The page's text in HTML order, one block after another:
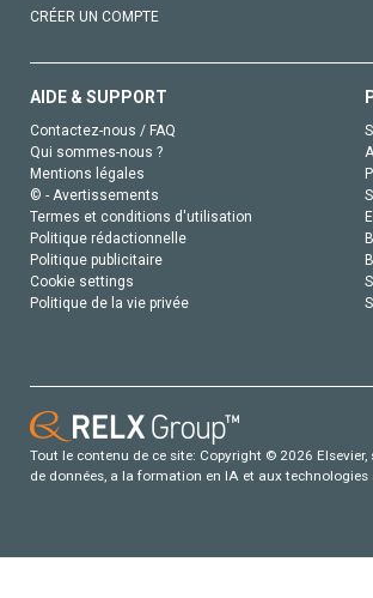
CRÉER UN COMPTE
AIDE & SUPPORT
Contactez-nous / FAQ
Qui sommes-nous ?
Mentions légales
© - Avertissements
Termes et conditions d'utilisation
Politique rédactionnelle
Politique publicitaire
Cookie settings
Politique de la vie privée
Tout le contenu de ce site: Copyright © 2026
de données, a la formation en IA et aux